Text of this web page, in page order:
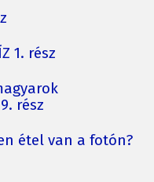
1. rész
rész
étel van a fotón?